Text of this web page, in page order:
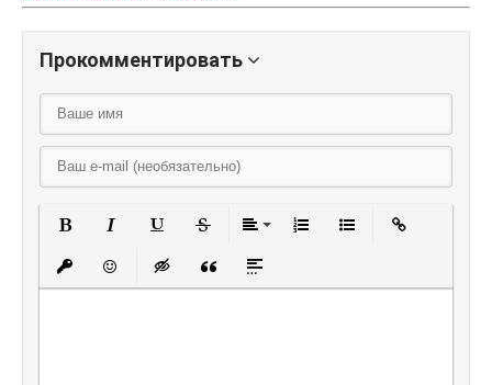
Прокомментировать
Вставить защищенную ссылку
Вставить смайлик
Вставка скрытого текста
Вставка цитаты
Вставка спойлера